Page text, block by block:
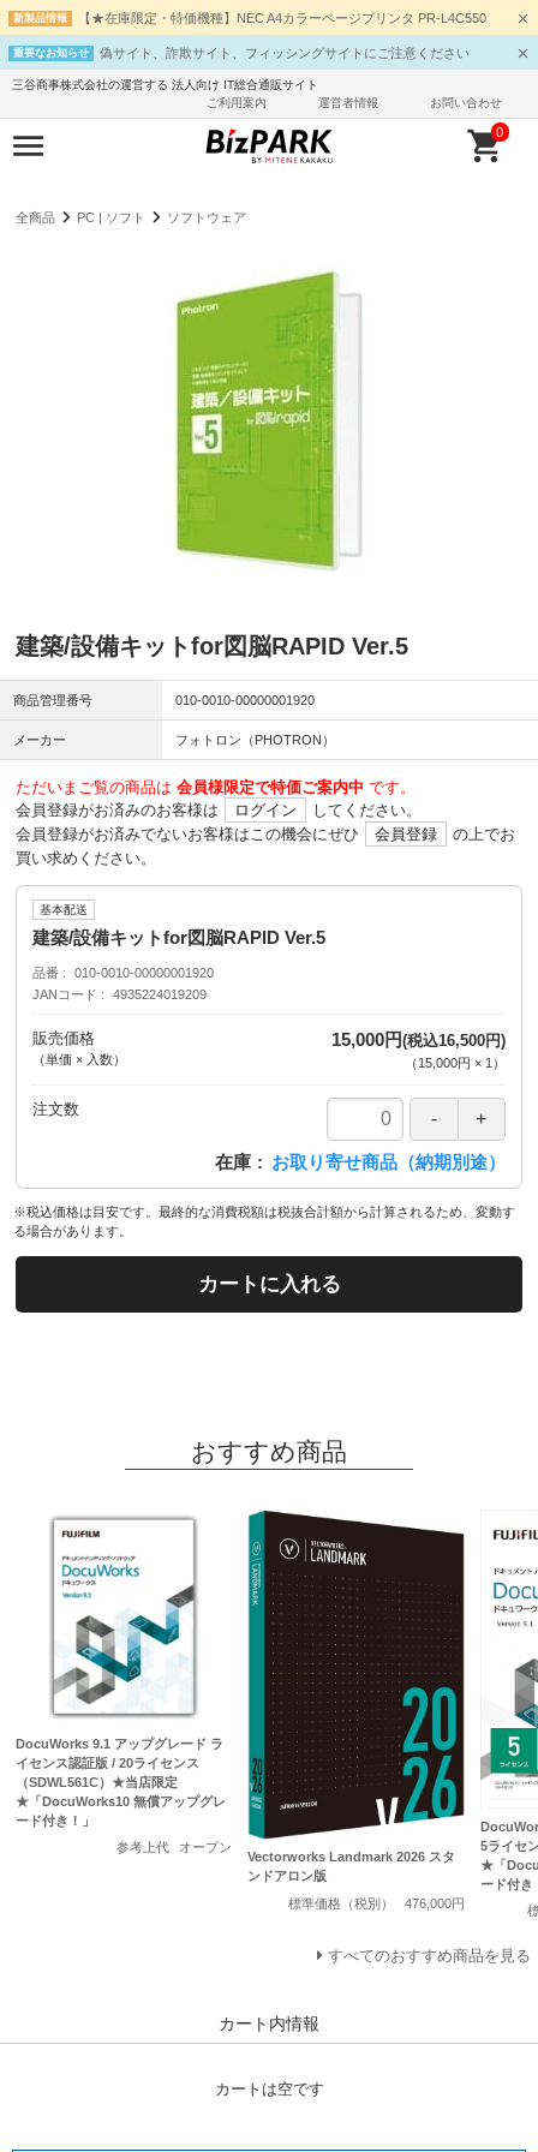
新製品情報 【★在庫限定・特価機種】NEC A4カラーページプリンタ PR-L4C550
重要なお知らせ 偽サイト、詐欺サイト、フィッシングサイトにご注意ください
三谷商事株式会社の運営する 法人向け IT総合通販サイト
ご利用案内
運営者情報 お問い合わせ
0
全商品 PC | ソフト ソフトウェア
建築/設備キットfor図脳RAPID Ver.5
商品管理番号 010-0010-00000001920
メーカー フォトロン（PHOTRON）
ただいまご覧の商品は 会員様限定で特価ご案内中 です。
会員登録がお済みのお客様は
ログイン
してください。
会員登録がお済みでないお客様はこの機会にぜひ
会員登録
の上でお
買い求めください。
基本配送
建築/設備キットfor図脳RAPID Ver.5
品番
010-0010-00000001920
JANコード
4935224019209
販売価格
（単価 × 入数）
15,000円(税込16,500円)
（ 15,000円 × 1 ）
注文数
在庫 お取り寄せ商品（納期別途）
※税込価格は目安です。最終的な消費税額は税抜合計額から計算されるため、変動す
る場合があります。
カートに入れる
おすすめ商品
DocuWorks 9.1 アップグレード ラ
イセンス認証版 / 20ライセンス
（SDWL561C）★当店限定
★「DocuWorks10 無償アップグレ
ード付き！」
参考上代
オープン
Vectorworks Landmark 2026 スタ
ンドアロン版
標準価格（税別）
476,000円
5ライセ
★「
ード付き
すべてのおすすめ商品を見る
カート内情報
カートは空です